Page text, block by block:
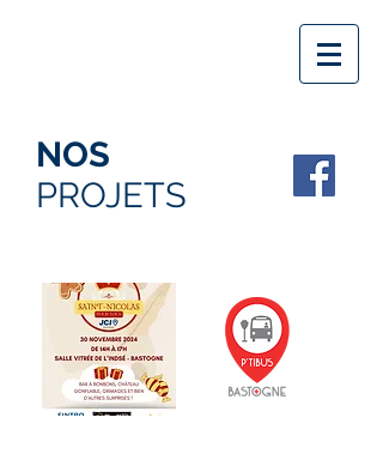
NOS
PROJETS